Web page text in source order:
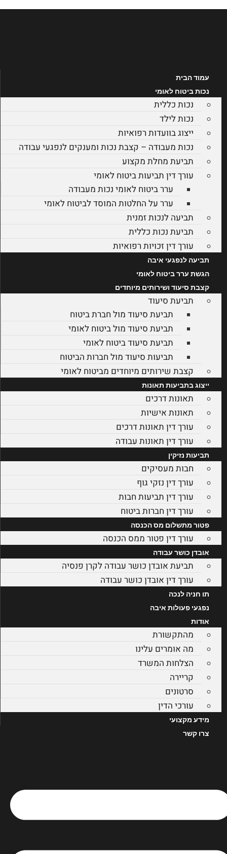
עמוד הבית
נכות ביטוח לאומי
נכות כללית
נכות לילד
ייצוג בוועדות רפואיות
נכות מעבודה – קצבת נכות ומענקים לנפגעי עבודה
תביעת מחלת מקצוע
עורך דין תביעות ביטוח לאומי
ערר ביטוח לאומי נכות מעבודה
ערר על החלטות המוסד לביטוח לאומי
תביעה לנכות זמנית
תביעת נכות כללית
עורך דין זכויות רפואיות
תביעה לנפגעי איבה
הגשת ערר ביטוח לאומי
קצבת סיעוד ושירותים מיוחדים
תביעת סיעוד
תביעת סיעוד מול חברת ביטוח
תביעת סיעוד מול ביטוח לאומי
תביעת סיעוד ביטוח לאומי
תביעות סיעוד מול חברות הביטוח
קצבת שירותים מיוחדים מביטוח לאומי
ייצוג בתביעות תאונות
תאונות דרכים
תאונות אישיות
עורך דין תאונות דרכים
עורך דין תאונות עבודה
תביעות נזיקין
חבות מעסיקים
עורך דין נזקי גוף
עורך דין תביעות חבות
עורך דין חברות ביטוח
פטור מתשלום מס הכנסה
עורך דין פטור ממס הכנסה
אובדן כושר עבודה
תביעת אובדן כושר עבודה לקרן פנסיה
עורך דין אובדן כושר עבודה
תו חניה לנכה
נפגעי פעולות איבה
אודות
מהתקשורת
מה אומרים עלינו
הצלחות המשרד
קריירה
סרטונים
עורכי הדין
מידע מקצועי
צרו קשר